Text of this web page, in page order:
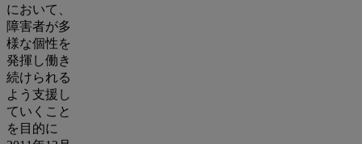
において、
障害者が多
様な個性を
発揮し働き
続けられる
よう支援し
ていくこと
を目的に